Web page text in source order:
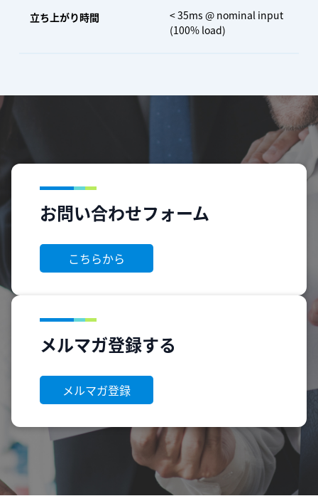
立ち上がり時間
< 35ms @ nominal input
(100% load)
お問い合わせフォーム
こちらから
メルマガ登録する
メルマガ登録